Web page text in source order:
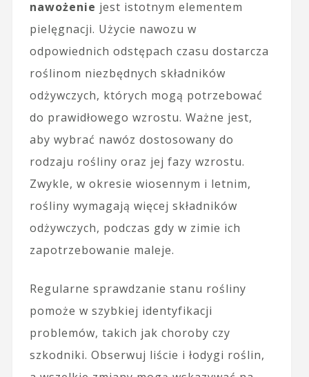
nawożenie jest istotnym elementem
pielęgnacji. Użycie nawozu w
odpowiednich odstępach czasu dostarcza
roślinom niezbędnych składników
odżywczych, których mogą potrzebować
do prawidłowego wzrostu. Ważne jest,
aby wybrać nawóz dostosowany do
rodzaju rośliny oraz jej fazy wzrostu.
Zwykle, w okresie wiosennym i letnim,
rośliny wymagają więcej składników
odżywczych, podczas gdy w zimie ich
zapotrzebowanie maleje.
Regularne sprawdzanie stanu rośliny
pomoże w szybkiej identyfikacji
problemów, takich jak choroby czy
szkodniki. Obserwuj liście i łodygi roślin,